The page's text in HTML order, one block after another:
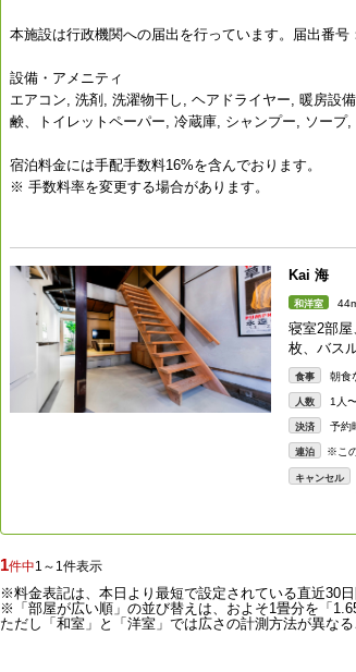
本施設は行政機関への届出を行っています。届出番号
設備・アメニティ
エアコン, 洗剤, 洗濯物干し, ヘアドライヤー, 暖房設
鹸、トイレットペーパー, 冷蔵庫, シャンプー, ソー
宿泊料金には手配手数料16%を含んでおります。
※ 手数料率を変更する場合があります。
Kai 海
和洋室
寝室2部
枚、バス
食事 朝食
人数 1人
決済 予約
連泊 ※こ
キャンセル
1件中1～1件表示
※料金表記は、本日より最短で設定されている直近30
※「部屋が広い順」の並び替えは、およそ1畳分を「
ただし「和室」と「洋室」では広さの計測方法が異な